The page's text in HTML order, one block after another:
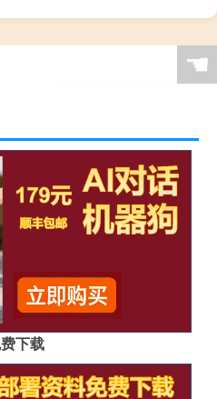
☚
下载